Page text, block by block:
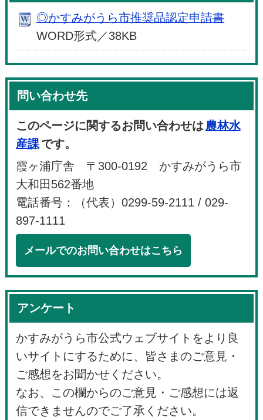
◎かすみがうら市推奨品認定申請書
WORD形式／38KB
問い合わせ先
このページに関するお問い合わせは 農林水
産課です。
霞ヶ浦庁舎 〒300-0192 かすみがうら市
大和田562番地
電話番号：（代表）0299-59-2111 / 029-
897-1111
メールでのお問い合わせはこちら
アンケート
かすみがうら市公式ウェブサイトをより良
いサイトにするために、皆さまのご意見・
ご感想をお聞かせください。
なお、この欄からのご意見・ご感想には返
信できませんのでご了承ください。